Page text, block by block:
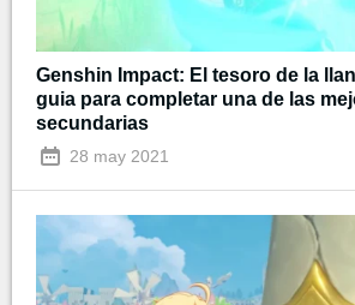
Genshin Impact: El tesoro de la
guia para completar una de las
secundarias
28 may 2021